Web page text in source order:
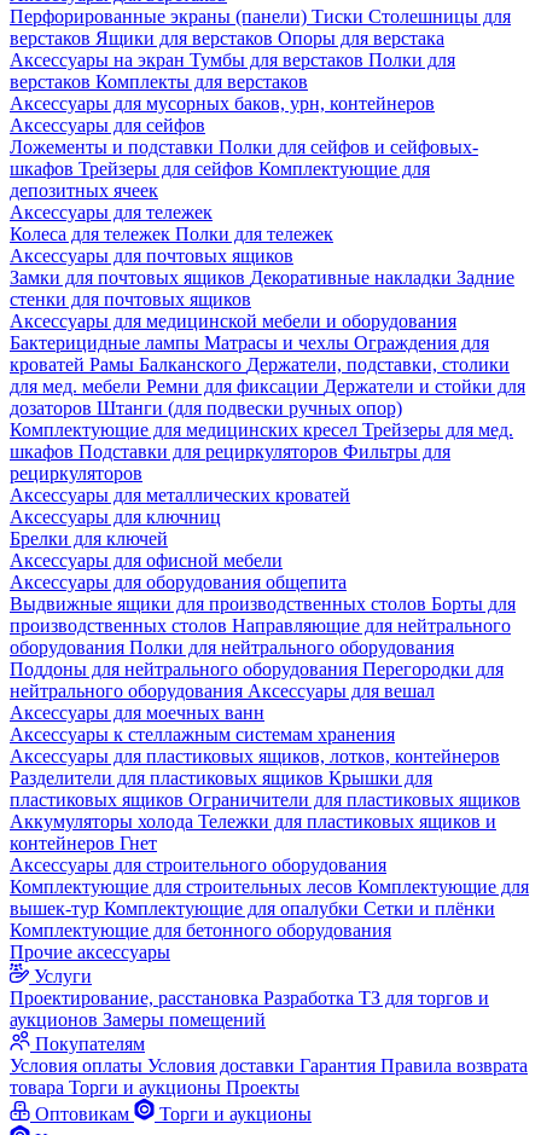
Перфорированные экраны (панели) Тиски Столешницы для
верстаков Ящики для верстаков Опоры для верстака
Аксессуары на экран Тумбы для верстаков Полки для
верстаков Комплекты для верстаков
Аксессуары для мусорных баков, урн, контейнеров
Аксессуары для сейфов
Ложементы и подставки Полки для сейфов и сейфовых-
шкафов Трейзеры для сейфов Комплектующие для
депозитных ячеек
Аксессуары для тележек
Колеса для тележек Полки для тележек
Аксессуары для почтовых ящиков
Замки для почтовых ящиков Декоративные накладки Задние
стенки для почтовых ящиков
Аксессуары для медицинской мебели и оборудования
Бактерицидные лампы Матрасы и чехлы Ограждения для
кроватей Рамы Балканского Держатели, подставки, столики
для мед. мебели Ремни для фиксации Держатели и стойки для
дозаторов Штанги (для подвески ручных опор)
Комплектующие для медицинских кресел Трейзеры для мед.
шкафов Подставки для рециркуляторов Фильтры для
рециркуляторов
Аксессуары для металлических кроватей
Аксессуары для ключниц
Брелки для ключей
Аксессуары для офисной мебели
Аксессуары для оборудования общепита
Выдвижные ящики для производственных столов Борты для
производственных столов Направляющие для нейтрального
оборудования Полки для нейтрального оборудования
Поддоны для нейтрального оборудования Перегородки для
нейтрального оборудования Аксессуары для вешал
Аксессуары для моечных ванн
Аксессуары к стеллажным системам хранения
Аксессуары для пластиковых ящиков, лотков, контейнеров
Разделители для пластиковых ящиков Крышки для
пластиковых ящиков Ограничители для пластиковых ящиков
Аккумуляторы холода Тележки для пластиковых ящиков и
контейнеров Гнет
Аксессуары для строительного оборудования
Комплектующие для строительных лесов Комплектующие для
вышек-тур Комплектующие для опалубки Сетки и плёнки
Комплектующие для бетонного оборудования
Прочие аксессуары
Услуги
Проектирование, расстановка Разработка ТЗ для торгов и
аукционов Замеры помещений
Покупателям
Условия оплаты Условия доставки Гарантия Правила возврата
товара Торги и аукционы Проекты
Оптовикам
Торги и аукционы